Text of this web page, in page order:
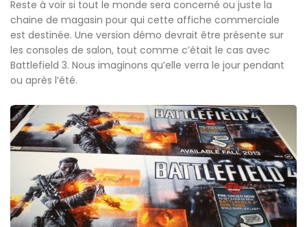
Reste à voir si tout le monde sera concerné ou juste la
chaine de magasin pour qui cette affiche commerciale
est destinée. Une version démo devrait être présente sur
les consoles de salon, tout comme c’était le cas avec
Battlefield 3. Nous imaginons qu’elle verra le jour pendant
ou après l’été.